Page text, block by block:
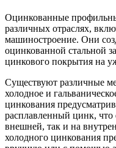
Оцинкованные
различных отраслях,
машиностроение. Они
оцинкованной стальной
цинкового покрытия на
Существуют различные
холодное и
цинкования
расплавленный цинк, что
внешней, так и на
холодного цинкования